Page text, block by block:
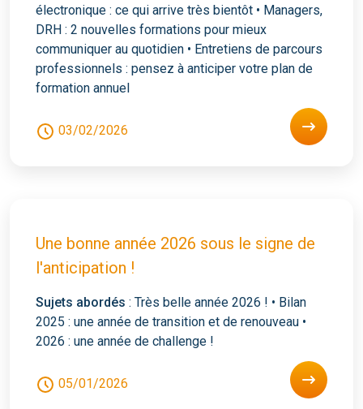
électronique : ce qui arrive très bientôt • Managers,
DRH : 2 nouvelles formations pour mieux
communiquer au quotidien • Entretiens de parcours
professionnels : pensez à anticiper votre plan de
formation annuel
03/02/2026
Une bonne année 2026 sous le signe de
l'anticipation !
Sujets abordés : Très belle année 2026 ! • Bilan
2025 : une année de transition et de renouveau •
2026 : une année de challenge !
05/01/2026